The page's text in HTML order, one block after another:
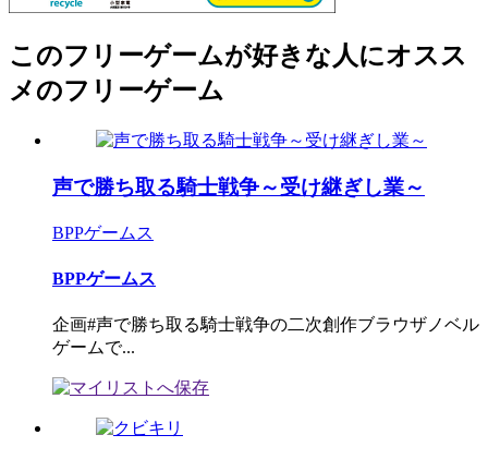
このフリーゲームが好きな人にオスス
メのフリーゲーム
声で勝ち取る騎士戦争～受け継ぎし業～
BPPゲームス
BPPゲームス
企画#声で勝ち取る騎士戦争の二次創作ブラウザノベル
ゲームで...